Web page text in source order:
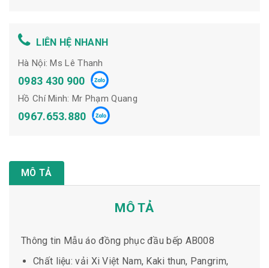
LIÊN HỆ NHANH
Hà Nội: Ms Lê Thanh
0983 430 900
Hồ Chí Minh: Mr Phạm Quang
0967.653.880
MÔ TẢ
MÔ TẢ
Thông tin Mẫu áo đồng phục đầu bếp AB008
Chất liệu: vải Xi Việt Nam, Kaki thun, Pangrim,